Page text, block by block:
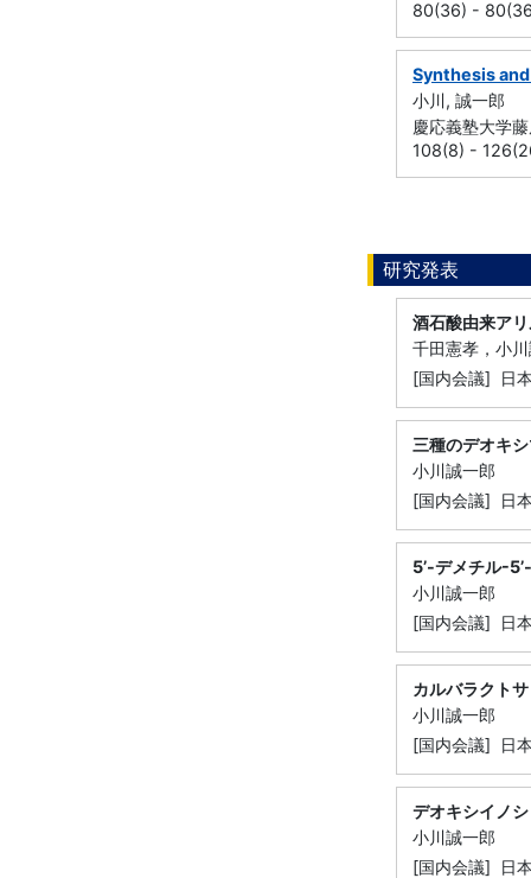
80(36) -
Synthesis
小川, 誠一郎
慶応義塾大学
108(8) -
研究発表
酒石酸由来ア
千田憲孝，小
[国内会議] 日
三種のデオキ
小川誠一郎
[国内会議] 日
5’-デメチル-
小川誠一郎
[国内会議] 日
カルバラクト
小川誠一郎
[国内会議] 日
デオキシイノ
小川誠一郎
[国内会議] 日